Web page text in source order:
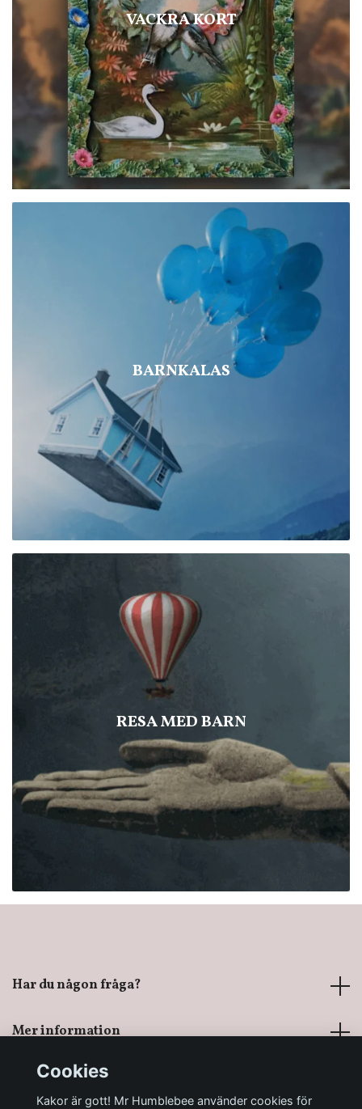
VACKRA KORT
BARNKALAS
RESA MED BARN
Har du någon fråga?
Mer information
Sociala medier
Cookies
Kakor är gott! Mr Humblebee använder cookies för